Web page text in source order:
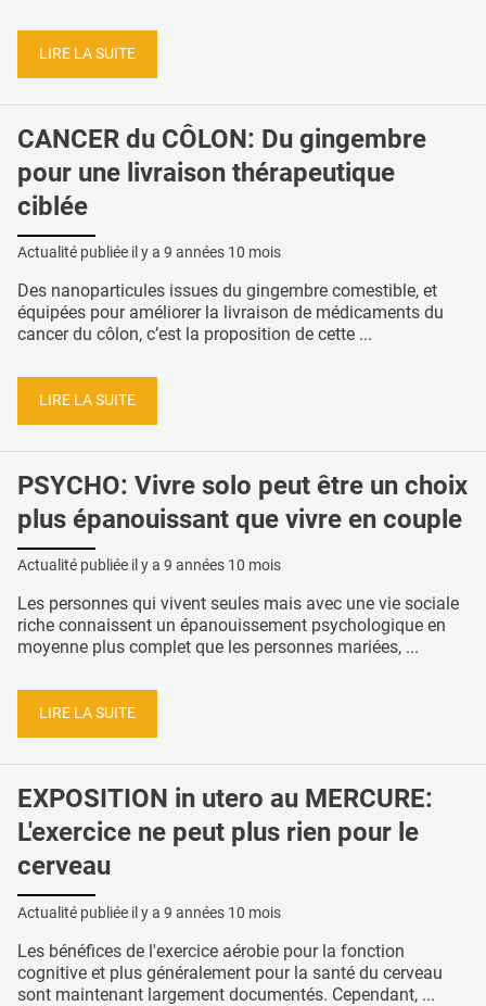
LIRE LA SUITE
CANCER du CÔLON: Du gingembre
pour une livraison thérapeutique
ciblée
Actualité publiée il y a 9 années 10 mois
Des nanoparticules issues du gingembre comestible, et
équipées pour améliorer la livraison de médicaments du
cancer du côlon, c’est la proposition de cette ...
LIRE LA SUITE
PSYCHO: Vivre solo peut être un choix
plus épanouissant que vivre en couple
Actualité publiée il y a 9 années 10 mois
Les personnes qui vivent seules mais avec une vie sociale
riche connaissent un épanouissement psychologique en
moyenne plus complet que les personnes mariées, ...
LIRE LA SUITE
EXPOSITION in utero au MERCURE:
L'exercice ne peut plus rien pour le
cerveau
Actualité publiée il y a 9 années 10 mois
Les bénéfices de l'exercice aérobie pour la fonction
cognitive et plus généralement pour la santé du cerveau
sont maintenant largement documentés. Cependant, ...